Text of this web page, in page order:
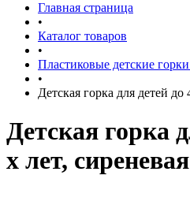
Главная страница
•
Каталог товаров
•
Пластиковые детские
•
Детская горка для детей до
Детская горка
х лет, сиреневая